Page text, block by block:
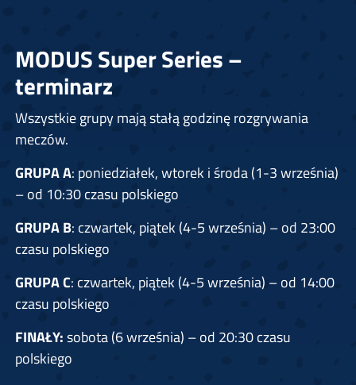
MODUS Super Series –
terminarz
Wszystkie grupy mają stałą godzinę rozgrywania
meczów.
GRUPA A: poniedziałek, wtorek i środa (1-3 września)
– od 10:30 czasu polskiego
GRUPA B: czwartek, piątek (4-5 września) – od 23:00
czasu polskiego
GRUPA C: czwartek, piątek (4-5 września) – od 14:00
czasu polskiego
FINAŁY:sobota (6 września) – od 20:30 czasu
polskiego